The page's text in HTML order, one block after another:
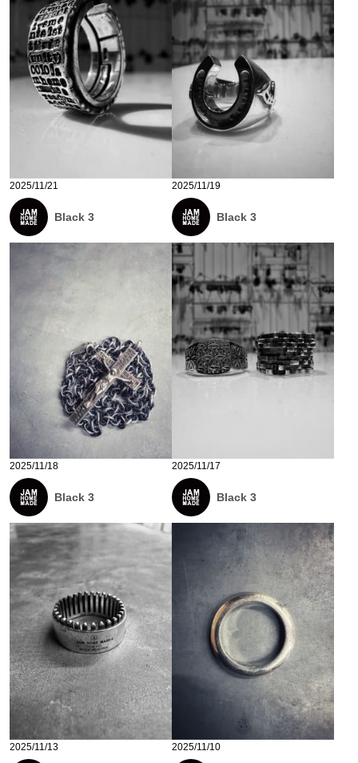
2025/11/21
Black 3
2025/11/19
Black 3
2025/11/18
Black 3
2025/11/17
Black 3
2025/11/13 2025/11/10